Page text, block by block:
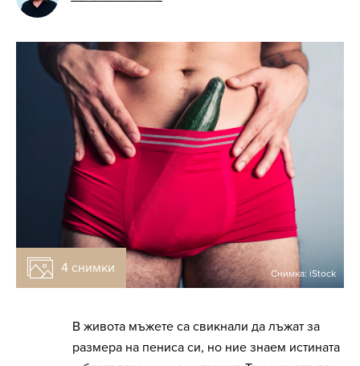
4 снимки Снимка: iStock
В живота мъжете са свикнали да лъжат за
размера на пениса си, но ние знаем истината